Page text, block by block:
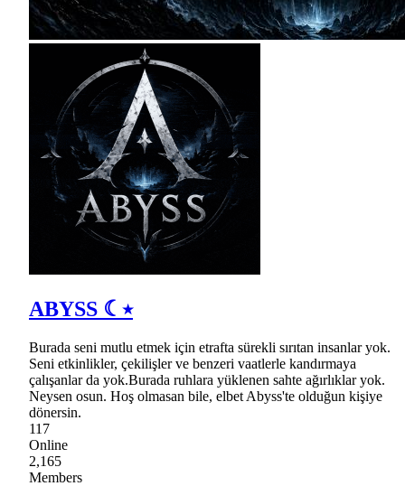
ABYSS ☾⭒
Burada seni mutlu etmek için etrafta sürekli sırıtan insanlar yok.
Seni etkinlikler, çekilişler ve benzeri vaatlerle kandırmaya
çalışanlar da yok.Burada ruhlara yüklenen sahte ağırlıklar yok.
Neysen osun. Hoş olmasan bile, elbet Abyss'te olduğun kişiye
dönersin.
117
Online
2,165
Members